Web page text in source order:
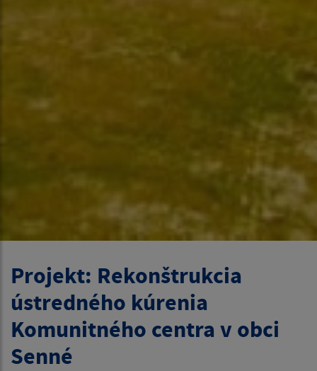
Projekt: Rekonštrukcia
ústredného kúrenia
Komunitného centra v obci
Senné